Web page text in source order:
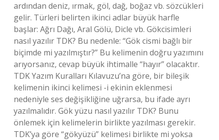
ardından deniz, ırmak, göl, dağ, boğaz vb. sözcükleri
gelir. Türleri belirten ikinci adlar büyük harfle
başlar: Ağrı Dağı, Aral Gölü, Dicle vb. Gökcisimleri
nasıl yazılır TDK? Bu nedenle: “Gök cismi bağlı bir
biçimde mi yazılmıştır?” Bu kelimenin doğru yazımını
arıyorsanız, cevap büyük ihtimalle “hayır” olacaktır.
TDK Yazım Kuralları Kılavuzu’na göre, bir bileşik
kelimenin ikinci kelimesi -i ekinin eklenmesi
nedeniyle ses değişikliğine uğrarsa, bu ifade ayrı
yazılmalıdır. Gök yüzu nasıl yazılır TDK? Bunu
önlemek için kelimelerin birlikte yazılması gerekir.
TDK’ya göre “gökyüzü” kelimesi birlikte mi yoksa